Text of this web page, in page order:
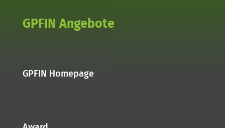
GPFIN Angebote
GPFIN Homepage